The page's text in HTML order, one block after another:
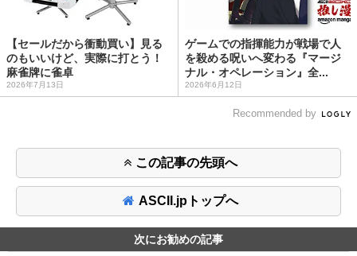
【セールだから衝動買い】見る
のもいいけど、実際に打とう！
麻雀牌に雀卓
2026年7月13日
ゲームでの指揮能力が戦場で人
を殺める呪いへ変わる『マージ
ナル・オペレーション』全...
2026年6月12日
Recommended by
この記事の先頭へ
ASCII.jpトップへ
次にお勧めの記事